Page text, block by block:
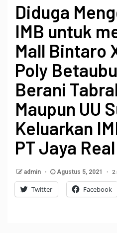
Diduga
IMB untuk
Mall Bintaro
Poly
Berani
Maupun UU
Keluarkan
PT Jaya
admin Agustus 5, 2021 2
Twitter Facebook